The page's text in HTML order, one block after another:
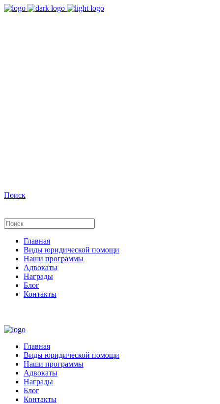
Поиск
Главная
Виды юридической помощи
Наши программы
Адвокаты
Награды
Блог
Контакты
Главная
Виды юридической помощи
Наши программы
Адвокаты
Награды
Блог
Контакты